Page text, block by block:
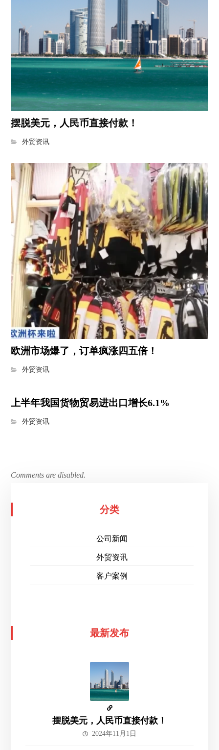
摆脱美元，人民币直接付款！
外贸资讯
欧洲市场爆了，订单疯涨四五倍！
外贸资讯
上半年我国货物贸易进出口增长6.1%
外贸资讯
Comments are disabled.
分类
公司新闻
外贸资讯
客户案例
最新发布
摆脱美元，人民币直接付款！
2024年11月1日